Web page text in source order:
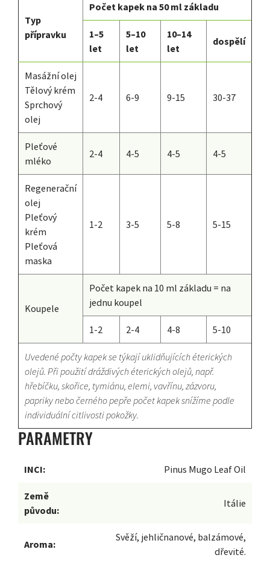
Typ
přípravku
Počet kapek na 50 ml základu
1–5
let
5–10
let
10–14
let
dospělí
Masážní olej
Tělový krém
Sprchový
olej
2-4 6-9 9-15 30-37
Pleťové
mléko
2-4 4-5 4-5 4-5
Regenerační
olej
Pleťový
krém
Pleťová
maska
1-2 3-5 5-8 5-15
Koupele
Počet kapek na 10 ml základu = na
jednu koupel
1-2 2-4 4-8 5-10
Uvedené počty kapek se týkají uklidňujících éterických
olejů. Při použití dráždivých éterických olejů, např.
hřebíčku, skořice, tymiánu, elemi, vavřínu, zázvoru,
papriky nebo černého pepře počet kapek snížíme podle
individuální citlivosti pokožky.
PARAMETRY
INCI: Pinus Mugo Leaf Oil
Země
původu:
Itálie
Aroma:
Svěží, jehličnanové, balzámové,
dřevité.